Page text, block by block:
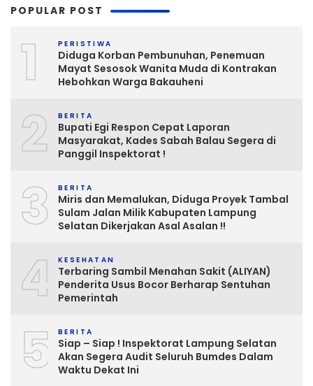
POPULAR POST
1 PERISTIWA
Diduga Korban Pembunuhan, Penemuan
Mayat Sesosok Wanita Muda di Kontrakan
Hebohkan Warga Bakauheni
2 BERITA
Bupati Egi Respon Cepat Laporan
Masyarakat, Kades Sabah Balau Segera di
Panggil Inspektorat !
3 BERITA
Miris dan Memalukan, Diduga Proyek Tambal
Sulam Jalan Milik Kabupaten Lampung
Selatan Dikerjakan Asal Asalan !!
4 KESEHATAN
Terbaring Sambil Menahan Sakit (ALIYAN)
Penderita Usus Bocor Berharap Sentuhan
Pemerintah
5 BERITA
Siap – Siap ! Inspektorat Lampung Selatan
Akan Segera Audit Seluruh Bumdes Dalam
Waktu Dekat Ini